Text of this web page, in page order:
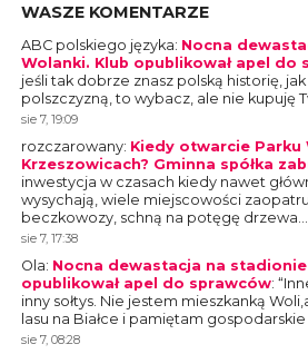
WASZE KOMENTARZE
ABC polskiego języka: Nocna
Wolanki. Klub opublikował apel do
jeśli tak dobrze znasz polską historię, jak
polszczyzną, to wybacz, ale nie kupuję
sie 7, 19:09
rozczarowany: Kiedy otwarcie Parku
Krzeszowicach? Gminna spółka
inwestycja w czasach kiedy nawet
wysychają, wiele miejscowości
beczkowozy, schną na potęgę drzewa…
sie 7, 17:38
Ola: Nocna dewastacja na stadionie
opublikował apel do sprawców: “
inny sołtys. Nie jestem mieszkanką
lasu na Białce i pamiętam gospodarskie
sie 7, 08:28